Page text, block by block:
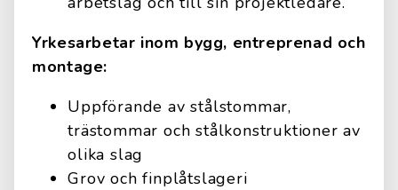
Yrkesarbetar inom bygg, entreprenad och
montage:
Uppförande av stålstommar,
trästommar och stålkonstruktioner av
olika slag
Grov och finplåtslageri